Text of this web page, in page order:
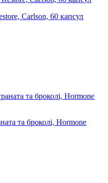
Carlson, 60 капсул
та броколі, Hormone